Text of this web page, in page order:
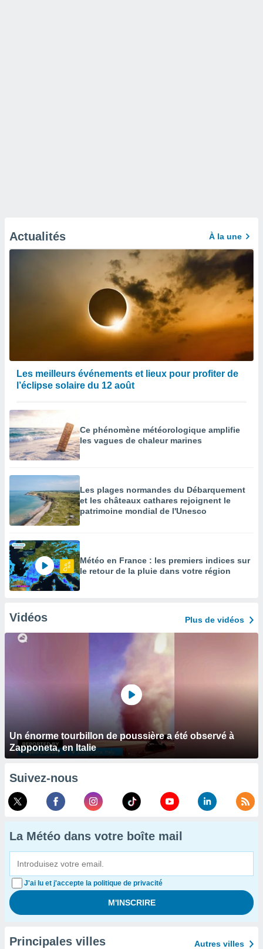
Actualités À la une
Les meilleurs événements et lieux pour profiter de
l’éclipse solaire du 12 août
Ce phénomène météorologique amplifie
les vagues de chaleur marines
Les plages normandes du Débarquement
et les châteaux cathares rejoignent le
patrimoine mondial de l'Unesco
Météo en France : les premiers indices sur
le retour de la pluie dans votre région
Vidéos Plus de vidéos
Un énorme tourbillon de poussière a été observé à
Zapponeta, en Italie
Suivez-nous
La Météo dans votre boîte mail
J'ai lu et j'accepte la politique de privacité
Principales villes Autres villes